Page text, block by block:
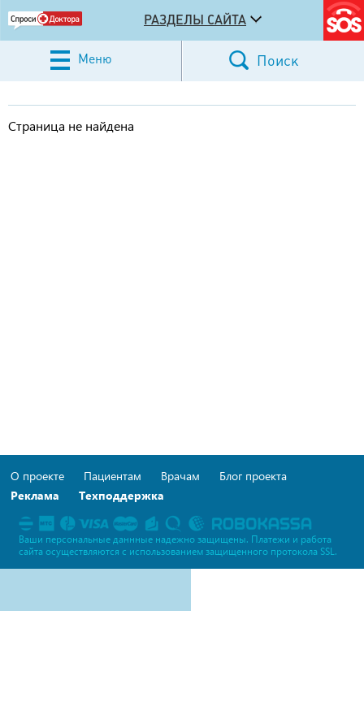
РАЗДЕЛЫ САЙТА
Меню Поиск
Страница не найдена
О проекте Пациентам Врачам
Блог проекта
Реклама
Техподдержка
Ваши персональные даннные надежно защищены. Платежи и работа
сайта осуществляются c использованием защищенного протокола SSL.